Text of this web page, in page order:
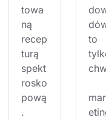
towa
ną
recep
turą
spekt
rosko
pową
.
to